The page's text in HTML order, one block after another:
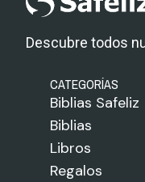
Descubre todos
CATEGORÍAS
Biblias Safeliz
Biblias
Libros
Regalos